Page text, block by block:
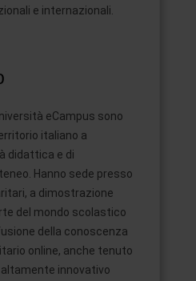
e internazionali.
eCampus sono
italiano a
didattica e di
Hanno sede presso
a dimostrazione
del mondo scolastico
della conoscenza
online, anche tenuto
innovativo